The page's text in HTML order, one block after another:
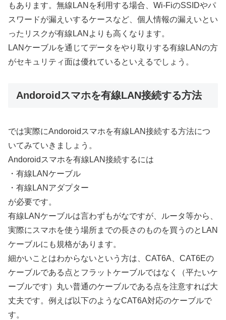
もあります。無線LANを利用する場合、Wi-FiのSSIDやパ
スワードが漏えいするケースなど、個人情報の漏えいとい
ったリスクが有線LANよりも高くなります。
LANケーブルを通じてデータをやり取りする有線LANの方
がセキュリティ面は優れているといえるでしょう。
Andoroidスマホを有線LAN接続する方法
では実際にAndoroidスマホを有線LAN接続する方法につ
いてみていきましょう。
Andoroidスマホを有線LAN接続するには
・有線LANケーブル
・有線LANアダプター
が必要です。
有線LANケーブルは言わずもがなですが、ルータ等から、
実際にスマホを使う場所までの長さのものを買うのとLAN
ケーブルにも規格があります。
細かいことはわからないという方は、CAT6A、CAT6Eの
ケーブルである点とフラットケーブルではなく（平たいケ
ーブルです）丸い普通のケーブルである点を注意すれば大
丈夫です。例えば以下のようなCAT6A対応のケーブルで
す。